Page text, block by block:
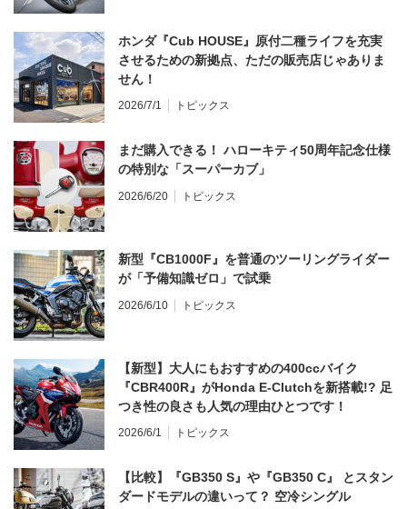
ホンダ『Cub HOUSE』原付二種ライフを充実
させるための新拠点、ただの販売店じゃありま
せん！
2026/7/1 トピックス
まだ購入できる！ ハローキティ50周年記念仕様
の特別な「スーパーカブ」
2026/6/20 トピックス
新型『CB1000F』を普通のツーリングライダー
が「予備知識ゼロ」で試乗
2026/6/10 トピックス
【新型】大人にもおすすめの400ccバイク
『CBR400R』がHonda E-Clutchを新搭載!? 足
つき性の良さも人気の理由ひとつです！
2026/6/1 トピックス
【比較】『GB350 S』や『GB350 C』 とスタン
ダードモデルの違いって？ 空冷シングル